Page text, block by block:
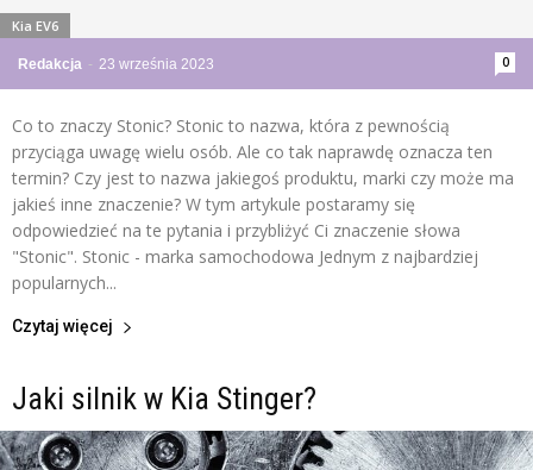
Redakcja - 23 września 2023 0
Kia EV6
Co to znaczy Stonic? Stonic to nazwa, która z pewnością
przyciąga uwagę wielu osób. Ale co tak naprawdę oznacza ten
termin? Czy jest to nazwa jakiegoś produktu, marki czy może ma
jakieś inne znaczenie? W tym artykule postaramy się
odpowiedzieć na te pytania i przybliżyć Ci znaczenie słowa
"Stonic". Stonic - marka samochodowa Jednym z najbardziej
popularnych...
Czytaj więcej
Jaki silnik w Kia Stinger?